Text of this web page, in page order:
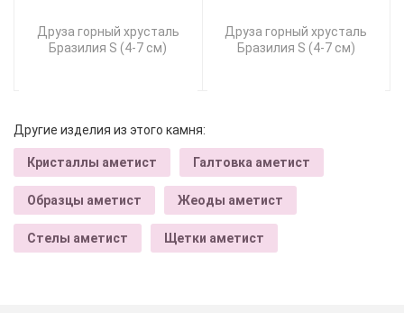
Друза горный хрусталь
Бразилия S (4-7 см)
Друза горный хрусталь
Бразилия S (4-7 см)
Другие изделия из этого камня:
Кристаллы аметист Галтовка аметист
Образцы аметист Жеоды аметист
Стелы аметист Щетки аметист